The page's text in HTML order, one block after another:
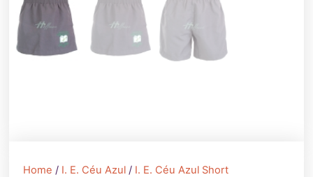
Home / I. E. Céu Azul / I. E. Céu Azul Short